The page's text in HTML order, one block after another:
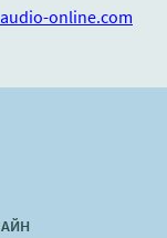
online.com